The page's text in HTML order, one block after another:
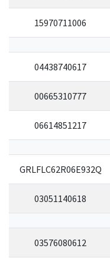
15970711006
04438740617
00665310777
06614851217
GRLFLC62R06E932Q
03051140618
03576080612